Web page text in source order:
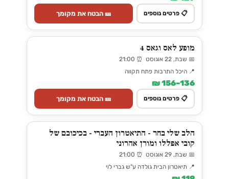
📋 פרטים נוספים 🎫 הבטח את מקומך
מופע לאס וגאס 4
📅 שבת, 22 אוגוסט ⏰ 21:00
📍 היכל התרבות פתח תקווה
136–156 ₪
📋 פרטים נוספים 🎫 הבטח את מקומך
הלב שלי בחר - התיאטרון העברי - בכיכובם של
קובי אפללו ומורן אהרוני
📅 שבת, 29 אוגוסט ⏰ 21:00
📍 תיאטרון הבית גולדה ע"ש גברי לוי